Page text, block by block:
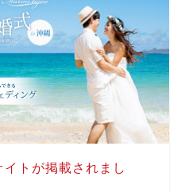
イトが掲載されまし